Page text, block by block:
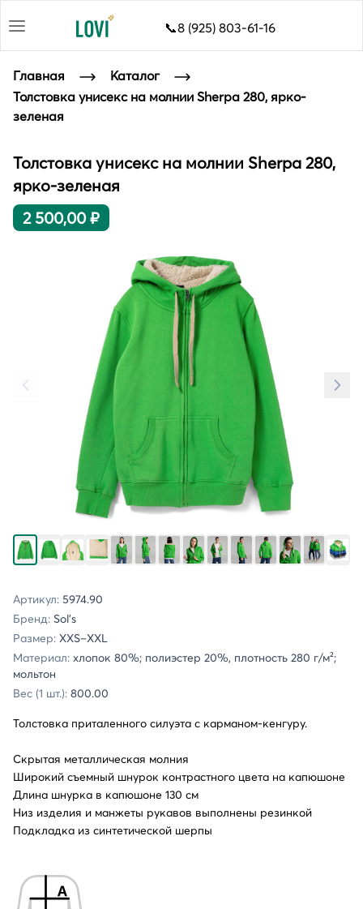
📞8 (925) 803-61-16
Главная
Каталог
Толстовка унисекс на молнии Sherpa 280, ярко-
зеленая
Толстовка унисекс на молнии Sherpa 280,
ярко-зеленая
2 500,00 ₽
Артикул: 5974.90
Бренд: Sol's
Размер: XXS–XXL
Материал: хлопок 80%; полиэстер 20%, плотность 280 г/м²;
мольтон
Вес (1 шт.): 800.00
Толстовка приталенного силуэта с карманом-кенгуру.
Скрытая металлическая молния
Широкий съемный шнурок контрастного цвета на капюшоне
Длина шнурка в капюшоне 130 см
Низ изделия и манжеты рукавов выполнены резинкой
Подкладка из синтетической шерпы